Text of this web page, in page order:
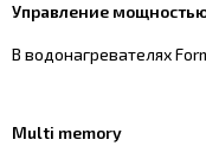
Управление
В водонагревателях
Multi memory